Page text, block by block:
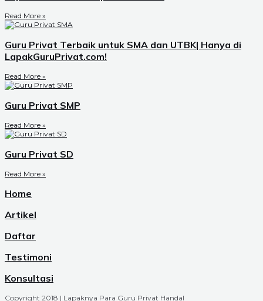
Read More »
Guru Privat Terbaik untuk SMA dan UTBK| Hanya di
LapakGuruPrivat.com!
Read More »
Guru Privat SMP
Read More »
Guru Privat SD
Read More »
Home
Artikel
Daftar
Testimoni
Konsultasi
Copyright 2018 | Lapaknya Para Guru Privat Handal